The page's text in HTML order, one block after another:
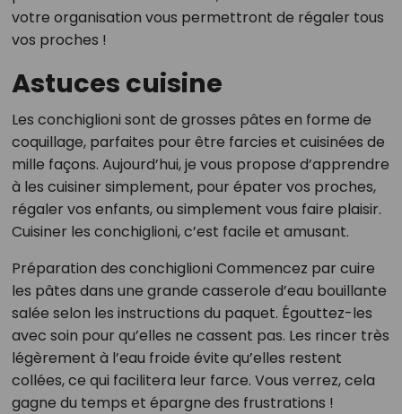
votre organisation vous permettront de régaler tous
vos proches !
Astuces cuisine
Les conchiglioni sont de grosses pâtes en forme de
coquillage, parfaites pour être farcies et cuisinées de
mille façons. Aujourd’hui, je vous propose d’apprendre
à les cuisiner simplement, pour épater vos proches,
régaler vos enfants, ou simplement vous faire plaisir.
Cuisiner les conchiglioni, c’est facile et amusant.
Préparation des conchiglioni Commencez par cuire
les pâtes dans une grande casserole d’eau bouillante
salée selon les instructions du paquet. Égouttez-les
avec soin pour qu’elles ne cassent pas. Les rincer très
légèrement à l’eau froide évite qu’elles restent
collées, ce qui facilitera leur farce. Vous verrez, cela
gagne du temps et épargne des frustrations !